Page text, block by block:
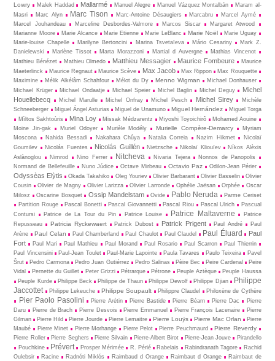
Lowry
Malek Haddad Mallarmé Manuel Alegre Manuel Vázquez Montalbán
Maram al-
Masri
Marc Alyn Marc Tison Marc-Antoine Désaugiers Marcabru
Marcel Aymé
Marcel Jouhandeau
Marceline Desbordes-Valmore Marcos Siscar
Margaret Atwood
Marianne Moore
Marie Alcance Marie Etienne Marie LeBlanc Marie Noël
Marie Uguay
Marie-louise Chapelle
Marilyne Bertoncini Marina Tsvetaïeva Mário Cesariny
Mark Z.
Danielewski
Marlène Tissot Marta Morazzoni Martial d Auvergne
Mathias Vincenot
Mathieu Bénézet
Mathieu Olmedo Matthieu Messagier Maurice Fombeure
Maurice
Maeterlinck
Maurice Regnaut Maurice Scève Max Jacob Max Rippon
Max Rouquette
Maximine
Mélik Alkélâm Schahfour Mélot du Dy Menno Wigman
Michael Donhauser
Michael Krüger
Michael Ondaatje Michael Speier Michel Baglin Michel Deguy
Michel
Houellebecq
Michel Marulle Michel Onfray Michel Pesch Michel Sirey
Michèle
Schneeberger
Miguel Ángel Asturias Miguel de Unamuno Miguel Hernández
Miguel Torga
Mìltos Sakhtoùris
Mina Loy Missak Médzarentz Miyoshi Toyoichirô
Mohamed Aouine
Moine Jin-gak
Muriel Odoyer Murièle Modély Murielle Compère-Demarcy
Myriam
Moscona
Nahida Bessadi Nakahara Chûya Natalia Correia Nazim Hikmet
Nicolaï
Goumilev
Nicolás Fuentes Nicolás Guillén Nietz­sche Nikolaï Kliouïev
Níkos Alèxis
Aslànoglou
Nimrod Nino Ferrer Nitcheva Nivaria Tejera
Nonnos de Panopolis
Normand de Bellefeuille
Nuno Júdice Octave Mirbeau Octavio Paz Odilon-Jean Périer
Odyssèas Elỳtis Okada Takahiko Oleg Youriev Olivier Barbarant Olivier Basselin
Olivier
Cousin
Olivier de Magny Olivier Larizza Olivier Larronde Ophélie Jaësan Orphée
Oscar
Milosz
Oscarine Bosquet Ossip Mandelstam Ovide Pablo Neruda
Parme Ceriset
Partition Rouge
Pascal Bonetti Pascal Giovannetti Pascal Riou Pascal Ulrich
Pascual
Contursi
Patrice de La Tour du Pin Patrice Louise Patrice Maltaverne
Patrice
Repusseau
Patricia Ryckewaert Patrick Dubost Patrick Prigent Paul André
Paul
Arène
Paul Celan Paul Chamberland Paul Chaulot Paul Claudel Paul Éluard
Paul
Fort
Paul Mari Paul Mathieu Paul Morand Paul Rosario Paul Scarron
Paul Thierrin
Paul Vincensini
Paul-Jean Toulet Paul-Marie Lapointe Paula Tavares Paulo Teixeira
Pavel
Šrut
Pedro Carmona Pedro Juan Gutiérrez Pedro Salinas Pèire Bec Peire Cardenal
Peire
Vidal
Pernette du Guillet Peter Grizzi Pétrarque Pétrone Peuple Aztèque
Peuple Haussa
Peuple Kurde
Philippe Beck Philippe de Thaun Philippe Dewolf Philippe Djian
Philippe
Jaccottet
Philippe Lekeuche Philippe Soupault Philippre Claudel Philoxène de Cythère
Pier Paolo Pasolini Pierre Arétin Pierre Bastide Pierre Béarn Pierre Dac
Pierre
Daru
Pierre de Brach Pierre Desvois Pierre Emmanuel Pierre François Lacenaire
Pierre
Gilman
Pierre Hild Pierre Jourde Pierre Lemaitre Pierre Louÿs Pierre Mac Orlan
Pierre
Maubé
Pierre Minet Pierre Morhange Pierre Pelot Pierre Peuchmaurd Pierre Reverdy
Pierre Roller Pierre Seghers Pierre Silvain Pierre-Albert Birot Pierre-Jean Jouve
Pirandello
Pouchkine
Prévert Prosper Mérimée R. Périé Rabelais Rabindranath Tagore
Rachid
Oulebsir
Racine Radnóti Miklós Raimbaud d Orange Raimbaut d Orange
Raimbaut de